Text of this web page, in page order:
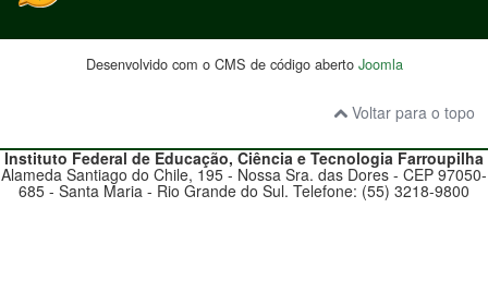
Desenvolvido com o CMS de código aberto Joomla
Voltar para o topo
Instituto Federal de Educação, Ciência e Tecnologia Farroupilha
Alameda Santiago do Chile, 195 - Nossa Sra. das Dores - CEP 97050-
685 - Santa Maria - Rio Grande do Sul. Telefone: (55) 3218-9800